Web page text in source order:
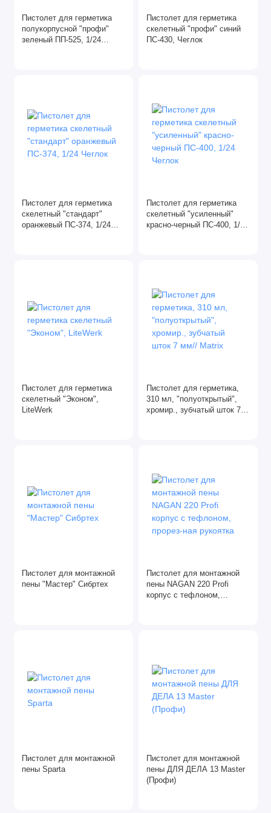
Домкраты
Зубила
Сварочные работы
Ящики, сумки для инструментов
Пистолет для герметика
полукорпусной "профи"
зеленый ПП-525, 1/24
Пистолет для герметика
скелетный "профи" синий
ПС-430, Чеглок
Пистолет для герметика
скелетный "стандарт"
оранжевый ПС-374, 1/24
Пистолет для герметика
скелетный "усиленный"
красно-черный ПС-400, 1/24
Пистолет для герметика
скелетный "Эконом",
LiteWerk
Пистолет для герметика,
310 мл, "полуоткрытый",
хромир., зубчатый шток 7
Пистолет для монтажной
пены "Мастер" Сибртех
Пистолет для монтажной
пены NAGAN 220 Profi
корпус с тефлоном,
Пистолет для монтажной
пены Sparta
Пистолет для монтажной
пены ДЛЯ ДЕЛА 13 Master
(Профи)